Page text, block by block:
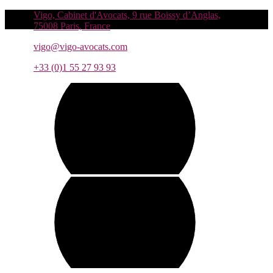
Vigo, Cabinet d'Avocats, 9 rue Boissy d’Anglas,
75008 Paris, France
vigo@vigo-avocats.com
+33 (0)1 55 27 93 93